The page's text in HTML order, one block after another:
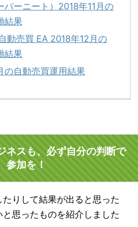
パーニート）2018年11月の
結果
動売買 EA 2018年12月の
結果
の自動売買運用結果
ネスも、必ず自分の判断で
参加を！
りして結果が出ると思った
と思ったものを紹介しました